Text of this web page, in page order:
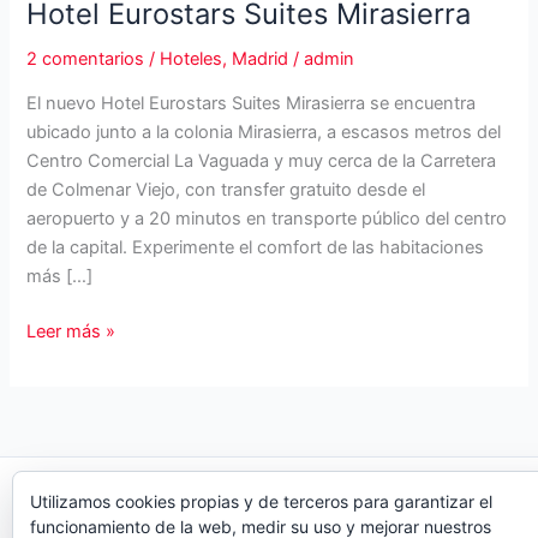
Hotel Eurostars Suites Mirasierra
2 comentarios / Hoteles, Madrid /admin
El nuevo Hotel Eurostars Suites Mirasierra se encuentra
ubicado junto a la colonia Mirasierra, a escasos metros del
Centro Comercial La Vaguada y muy cerca de la Carretera
de Colmenar Viejo, con transfer gratuito desde el
aeropuerto y a 20 minutos en transporte público del centro
de la capital. Experimente el comfort de las habitaciones
más […]
Hotel
Leer más »
Copyright © 2026 Organiza Eventos
Utilizamos cookies propias y de terceros para garantizar el
funcionamiento de la web, medir su uso y mejorar nuestros